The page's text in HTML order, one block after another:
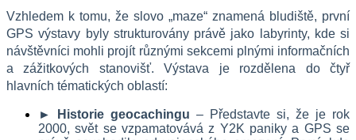
Vzhledem k tomu, že slovo „maze“ znamená bludiště, první
GPS výstavy byly strukturovány právě jako labyrinty, kde si
návštěvníci mohli projít různými sekcemi plnými informačních
a zážitkových stanovišť. Výstava je rozdělena do čtyř
hlavních tématických oblastí:
► Historie geocachingu – Představte si, že je rok
2000, svět se vzpamatovává z Y2K paniky a GPS se